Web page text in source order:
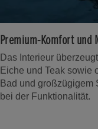
Premium-Komfort und
Das Interieur
Eiche und Teak sowie
Bad und großzügigem
bei der Funktionalität.